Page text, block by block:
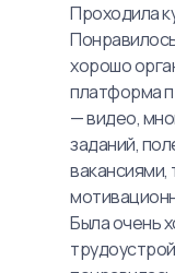
Проходила
хорошо
платформа
— видео,
заданий,
вакансиями,
Была очень